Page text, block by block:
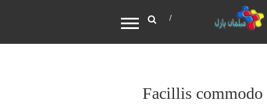
Facillis commodo